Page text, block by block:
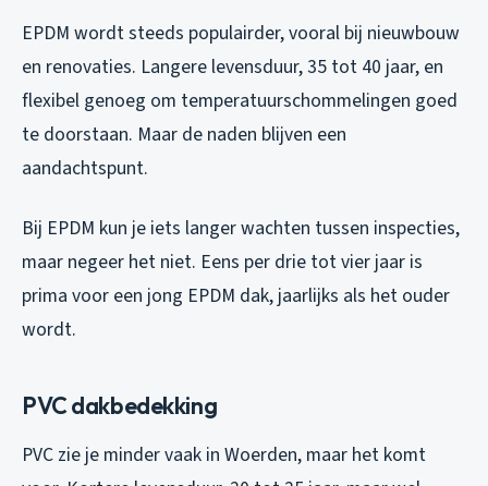
EPDM wordt steeds populairder, vooral bij nieuwbouw
en renovaties. Langere levensduur, 35 tot 40 jaar, en
flexibel genoeg om temperatuurschommelingen goed
te doorstaan. Maar de naden blijven een
aandachtspunt.
Bij EPDM kun je iets langer wachten tussen inspecties,
maar negeer het niet. Eens per drie tot vier jaar is
prima voor een jong EPDM dak, jaarlijks als het ouder
wordt.
PVC dakbedekking
PVC zie je minder vaak in Woerden, maar het komt